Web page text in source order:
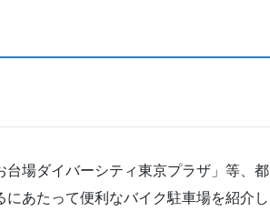
場ダイバーシティ東京プラザ」等、都
あたって便利なバイク駐車場を紹介し